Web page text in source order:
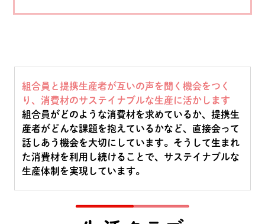
組合員と提携生産者が互いの声を聞く機会をつく
り、消費材のサステイナブルな生産に活かします
組合員がどのような消費材を求めているか、提携生
産者がどんな課題を抱えているかなど、直接会って
話しあう機会を大切にしています。そうして生まれ
た消費材を利用し続けることで、サステイナブルな
生産体制を実現しています。